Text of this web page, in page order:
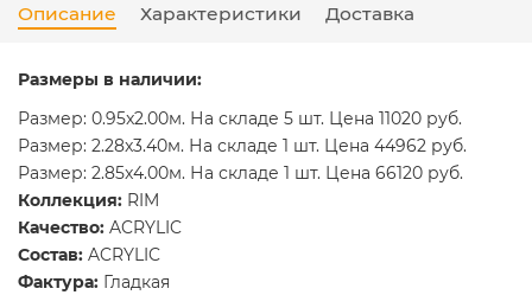
Описание Характеристики Доставка
Размеры в наличии:
Размер: 0.95x2.00м. На складе 5 шт. Цена 11020 руб.
Размер: 2.28x3.40м. На складе 1 шт. Цена 44962 руб.
Размер: 2.85x4.00м. На складе 1 шт. Цена 66120 руб.
Коллекция: RIM
Качество: ACRYLIC
Состав: ACRYLIC
Фактура: Гладкая